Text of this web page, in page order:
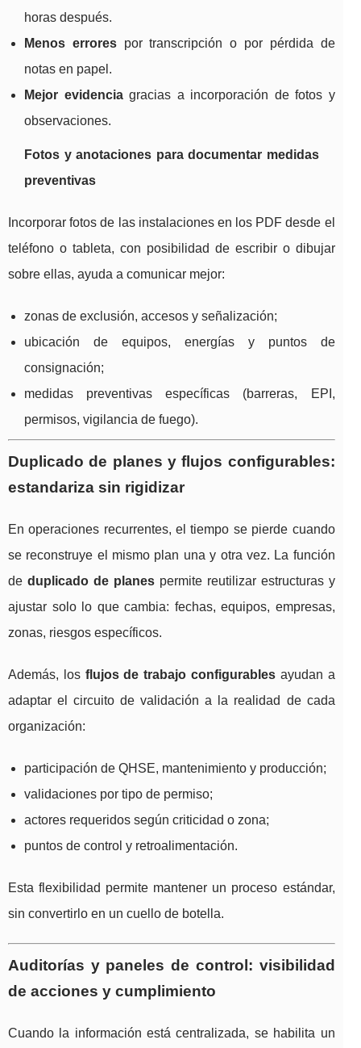
horas después.
Menos errorespor transcripción o por pérdida de
notas en papel.
Mejor evidenciagracias a incorporación de fotos y
observaciones.
Fotos y anotaciones para documentar medidas
preventivas
Incorporar fotos de las instalaciones en los PDF desde el
teléfono o tableta, con posibilidad de escribir o dibujar
sobre ellas, ayuda a comunicar mejor:
zonas de exclusión, accesos y señalización;
ubicación de equipos, energías y puntos de
consignación;
medidas preventivas específicas (barreras, EPI,
permisos, vigilancia de fuego).
Duplicado de planes y flujos configurables:
estandariza sin rigidizar
En operaciones recurrentes, el tiempo se pierde cuando
se reconstruye el mismo plan una y otra vez. La función
de duplicado de planespermite reutilizar estructuras y
ajustar solo lo que cambia: fechas, equipos, empresas,
zonas, riesgos específicos.
Además, los flujos de trabajo configurables ayudan a
adaptar el circuito de validación a la realidad de cada
organización:
participación de QHSE, mantenimiento y producción;
validaciones por tipo de permiso;
actores requeridos según criticidad o zona;
puntos de control y retroalimentación.
Esta flexibilidad permite mantener un proceso estándar,
sin convertirlo en un cuello de botella.
Auditorías y paneles de control: visibilidad
de acciones y cumplimiento
Cuando la información está centralizada, se habilita un